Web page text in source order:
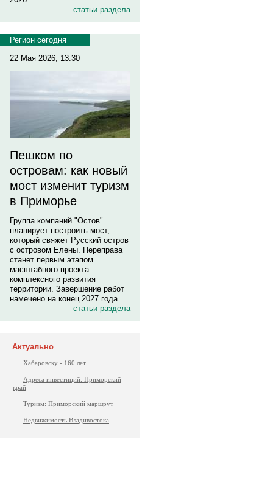
статьи раздела
Регион сегодня
22 Мая 2026, 13:30
Пешком по
островам: как новый
мост изменит туризм
в Приморье
Группа компаний "Остов"
планирует построить мост,
который свяжет Русский остров
с островом Елены. Переправа
станет первым этапом
масштабного проекта
комплексного развития
территории. Завершение работ
намечено на конец 2027 года.
статьи раздела
Актуально
Хабаровску - 160 лет
Адреса инвестиций. Приморский
край
Туризм: Приморский маршрут
Недвижимость Владивостока